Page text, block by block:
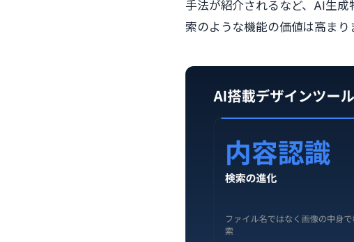
手法が紹介されるなど、AI生
索のような機能の価値は高まり